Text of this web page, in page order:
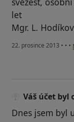
let
Mgr. L.
22. prosince 2013 • • •
Váš účet byl
Dnes jsem byl